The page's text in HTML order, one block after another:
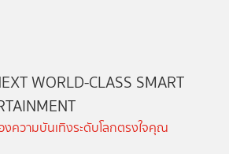
WORLD-CLASS SMART
ความบันเทิงระดับโลกตรงใจคุณ